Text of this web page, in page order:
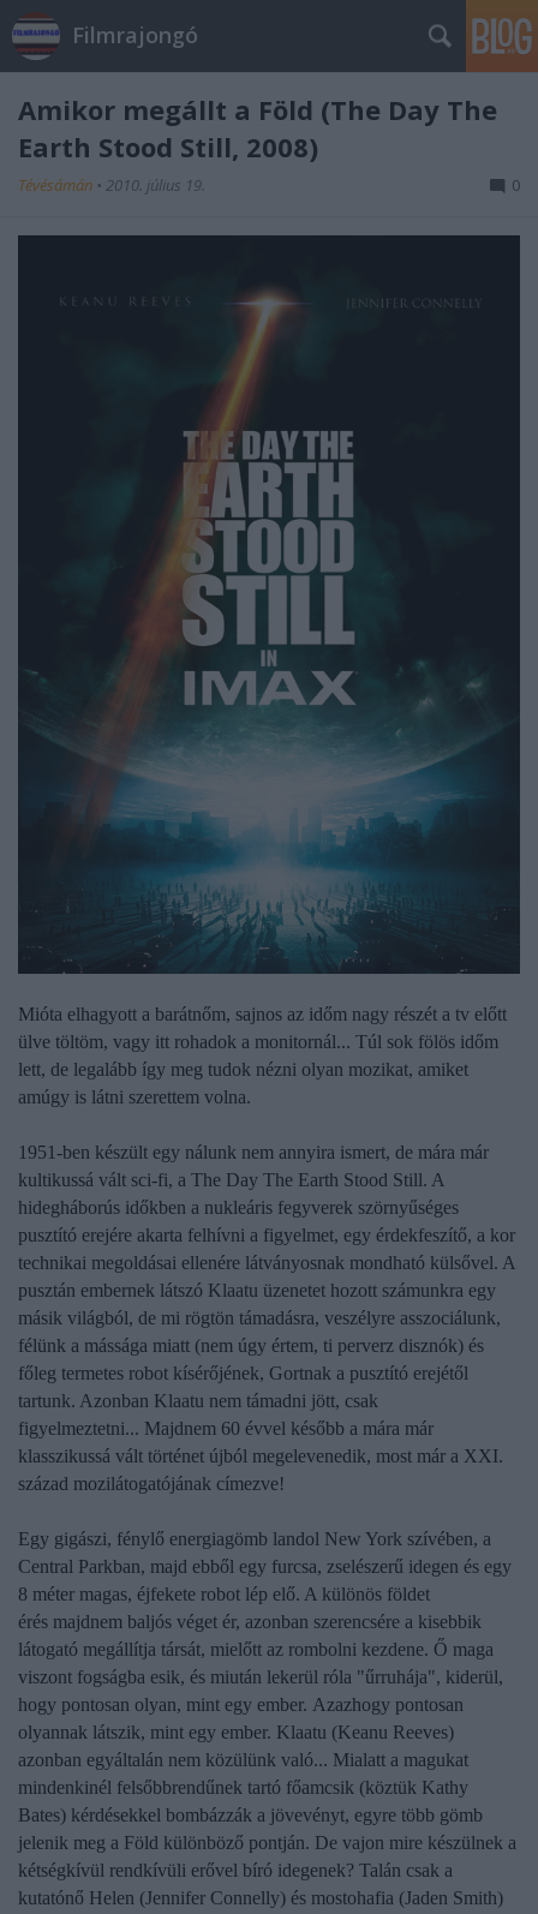
Filmrajongó
Amikor megállt a Föld (The Day The
Earth Stood Still, 2008)
Tévésámán • 2010. július 19. 0
Mióta elhagyott a barátnőm, sajnos az időm nagy részét a tv előtt
ülve töltöm, vagy itt rohadok a monitornál... Túl sok fölös időm
lett, de legalább így meg tudok nézni olyan mozikat, amiket
amúgy is látni szerettem volna.
1951-ben készült egy nálunk nem annyira ismert, de mára már
kultikussá vált sci-fi, a The Day The Earth Stood Still. A
hidegháborús időkben a nukleáris fegyverek szörnyűséges
pusztító erejére akarta felhívni a figyelmet, egy érdekfeszítő, a kor
technikai megoldásai ellenére látványosnak mondható külsővel. A
pusztán embernek látszó Klaatu üzenetet hozott számunkra egy
másik világból, de mi rögtön támadásra, veszélyre asszociálunk,
félünk a mássága miatt (nem úgy értem, ti perverz disznók) és
főleg termetes robot kísérőjének, Gortnak a pusztító erejétől
tartunk. Azonban Klaatu nem támadni jött, csak
figyelmeztetni... Majdnem 60 évvel később a mára már
klasszikussá vált történet újból megelevenedik, most már a XXI.
század mozilátogatójának címezve!
Egy gigászi, fénylő energiagömb landol New York szívében, a
Central Parkban, majd ebből egy furcsa, zselészerű idegen és egy
8 méter magas, éjfekete robot lép elő. A különös földet
érés majdnem baljós véget ér, azonban szerencsére a kisebbik
látogató megállítja társát, mielőtt az rombolni kezdene. Ő maga
viszont fogságba esik, és miután lekerül róla "űrruhája", kiderül,
hogy pontosan olyan, mint egy ember. Azazhogy pontosan
olyannak látszik, mint egy ember. Klaatu (Keanu Reeves)
azonban egyáltalán nem közülünk való... Mialatt a magukat
mindenkinél felsőbbrendűnek tartó főamcsik (köztük Kathy
Bates) kérdésekkel bombázzák a jövevényt, egyre több gömb
jelenik meg a Föld különböző pontján. De vajon mire készülnek a
kétségkívül rendkívüli erővel bíró idegenek? Talán csak a
kutatónő Helen (Jennifer Connelly) és mostohafia (Jaden Smith)